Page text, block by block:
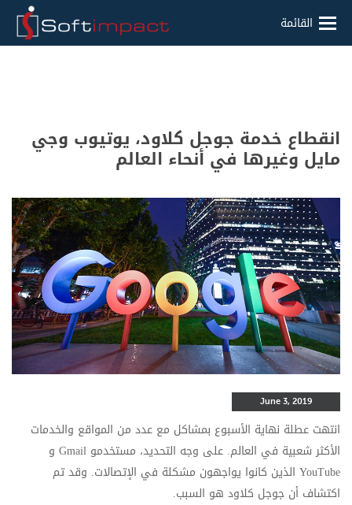
القائمة
انقطاع خدمة جوجل كلاود، يوتيوب وجي
مايل وغيرها في أنحاء العالم
June 3, 2019
انتهت عطلة نهاية الأسبوع بمشاكل مع عدد من المواقع والخدمات
الأكثر شعبية في العالم. على وجه التحديد، مستخدمو Gmail و
YouTube الذين كانوا يواجهون مشكلة في الإتصالات. وقد تم
اكتشاف أن جوجل كلاود هو السبب.